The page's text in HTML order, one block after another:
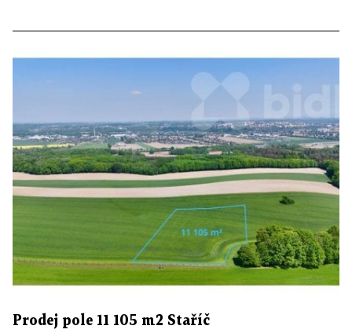
Prodej pole 11 105 m2 Staříč